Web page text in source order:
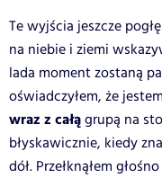
Te wyjścia jeszcze
na niebie i ziemi
lada moment zostaną
oświadczyłem, że
wraz z całągrupą na
błyskawicznie, kiedy
dół. Przełknąłem